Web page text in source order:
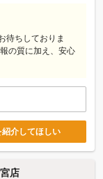
待ちしておりま
の質に加え、安心
紹介してほしい
店